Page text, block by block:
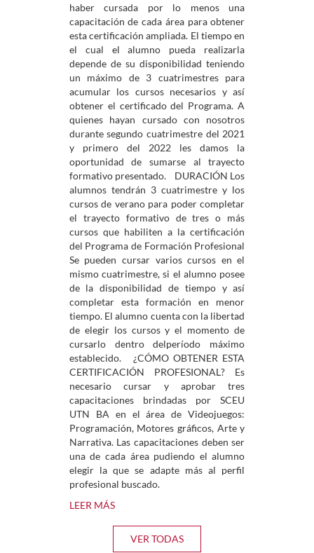
haber cursada por lo menos una
capacitación de cada área para obtener
esta certificación ampliada. El tiempo en
el cual el alumno pueda realizarla
depende de su disponibilidad teniendo
un máximo de 3 cuatrimestres para
acumular los cursos necesarios y así
obtener el certificado del Programa. A
quienes hayan cursado con nosotros
durante segundo cuatrimestre del 2021
y primero del 2022 les damos la
oportunidad de sumarse al trayecto
formativo presentado. DURACIÓN Los
alumnos tendrán 3 cuatrimestre y los
cursos de verano para poder completar
el trayecto formativo de tres o más
cursos que habiliten a la certificación
del Programa de Formación Profesional
Se pueden cursar varios cursos en el
mismo cuatrimestre, si el alumno posee
de la disponibilidad de tiempo y así
completar esta formación en menor
tiempo. El alumno cuenta con la libertad
de elegir los cursos y el momento de
cursarlo dentro delperíodo máximo
establecido. ¿CÓMO OBTENER ESTA
CERTIFICACIÓN PROFESIONAL? Es
necesario cursar y aprobar tres
capacitaciones brindadas por SCEU
UTN BA en el área de Videojuegos:
Programación, Motores gráficos, Arte y
Narrativa. Las capacitaciones deben ser
una de cada área pudiendo el alumno
elegir la que se adapte más al perfil
profesional buscado.
LEER MÁS
VER TODAS